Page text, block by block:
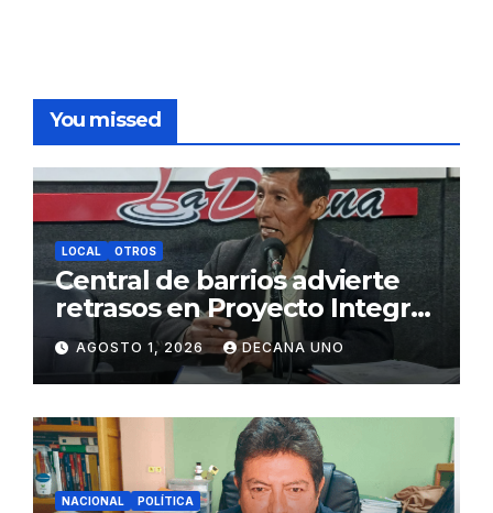
You missed
LOCAL OTROS
Central de barrios advierte
retrasos en Proyecto Integral
de Agua y Alcantarillado para
Juliaca
AGOSTO 1, 2026 DECANA UNO
NACIONAL POLÍTICA